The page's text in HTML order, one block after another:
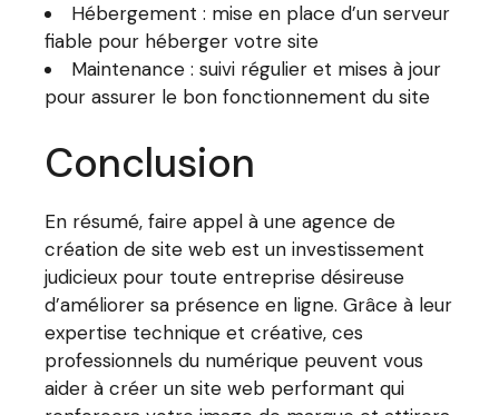
Hébergement : mise en place d’un serveur
fiable pour héberger votre site
Maintenance : suivi régulier et mises à jour
pour assurer le bon fonctionnement du site
Conclusion
En résumé, faire appel à une agence de
création de site web est un investissement
judicieux pour toute entreprise désireuse
d’améliorer sa présence en ligne. Grâce à leur
expertise technique et créative, ces
professionnels du numérique peuvent vous
aider à créer un site web performant qui